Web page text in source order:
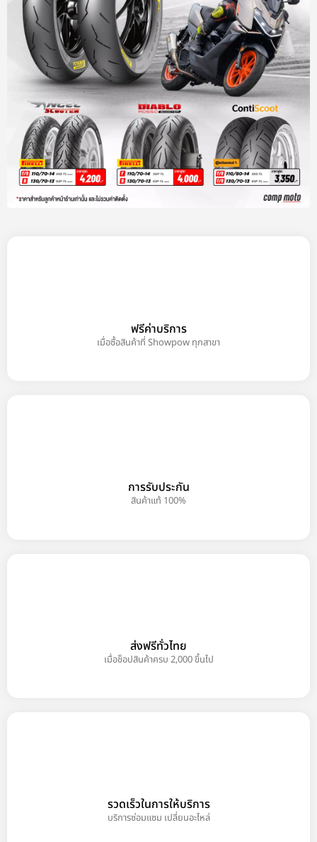
ฟรีค่าบริการ
เมื่อซื้อสินค้าที่ Showpow ทุกสาขา
การรับประกัน
สินค้าแท้ 100%
ส่งฟรีทั่วไทย
เมื่อช็อปสินค้าครบ 2,000 ขึ้นไป
รวดเร็วในการให้บริการ
บริการซ่อมแซม เปลี่ยนอะไหล่